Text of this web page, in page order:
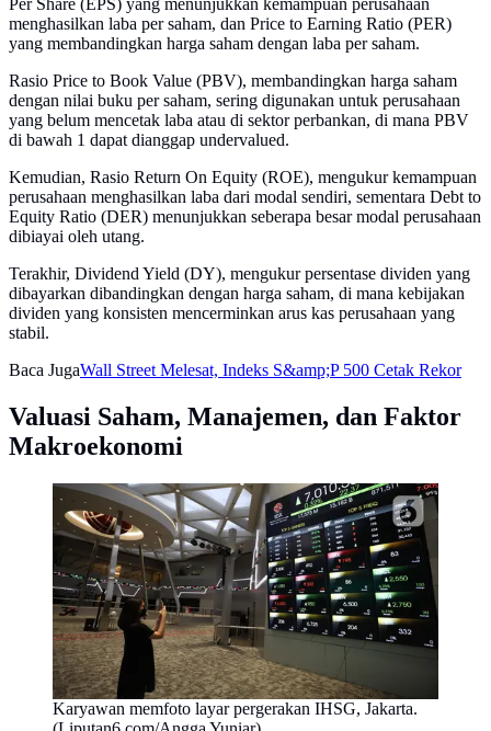
menghasilkan laba per saham, dan Price to Earning Ratio (PER)
yang membandingkan harga saham dengan laba per saham.
Rasio Price to Book Value (PBV), membandingkan harga saham
dengan nilai buku per saham, sering digunakan untuk perusahaan
yang belum mencetak laba atau di sektor perbankan, di mana PBV
di bawah 1 dapat dianggap undervalued.
Kemudian, Rasio Return On Equity (ROE), mengukur kemampuan
perusahaan menghasilkan laba dari modal sendiri, sementara Debt to
Equity Ratio (DER) menunjukkan seberapa besar modal perusahaan
dibiayai oleh utang.
Terakhir, Dividend Yield (DY), mengukur persentase dividen yang
dibayarkan dibandingkan dengan harga saham, di mana kebijakan
dividen yang konsisten mencerminkan arus kas perusahaan yang
stabil.
Baca JugaWall Street Melesat, Indeks S&amp;P 500 Cetak Rekor
Valuasi Saham, Manajemen, dan Faktor
Makroekonomi
Karyawan memfoto layar pergerakan IHSG, Jakarta.